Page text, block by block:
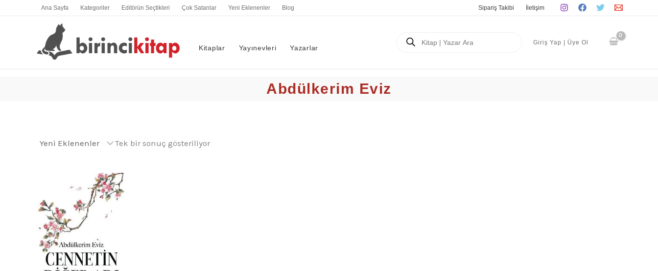
Ana Sayfa Kategoriler Editörün Seçtikleri Çok Satanlar Yeni Eklenenler Blog Sipariş Takibi İletişim
Kitaplar Yayınevleri Yazarlar
search
Giriş Yap | Üye Ol
Abdülkerim Eviz
Tek bir sonuç gösteriliyor